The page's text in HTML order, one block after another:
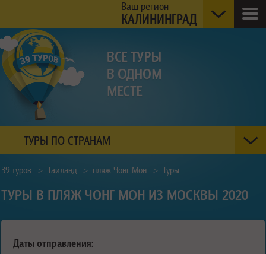
Ваш регион
КАЛИНИНГРАД
ТУРЫ ПО СТРАНАМ
39 туров > Таиланд > пляж Чонг Мон > Туры
ТУРЫ В ПЛЯЖ ЧОНГ МОН ИЗ МОСКВЫ 2020
Даты отправления: